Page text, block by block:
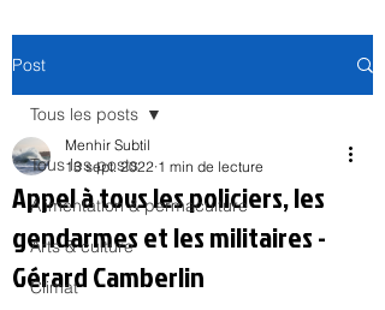
Post
Tous les posts
Alimentation & permaculture
Arts & culture
Climat
Tous les posts
Appel à tous les policiers, les
gendarmes et les militaires -
Gérard Camberlin
Menhir Subtil
13 sept. 2022 1 min de lecture